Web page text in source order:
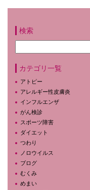
検索
カテゴリ一覧
アトピー
アレルギー性皮膚炎
インフルエンザ
がん検診
スポーツ障害
ダイエット
つわり
ノロウイルス
ブログ
むくみ
めまい